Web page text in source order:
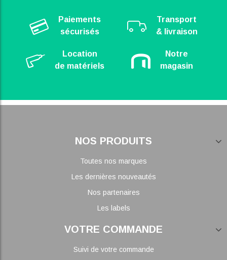
Paiements
sécurisés
Transport
& livraison
Location
de matériels
Notre
magasin
NOS PRODUITS
Toutes nos marques
Les dernières nouveautés
Nos partenaires
Les labels
VOTRE COMMANDE
Suivi de votre commande